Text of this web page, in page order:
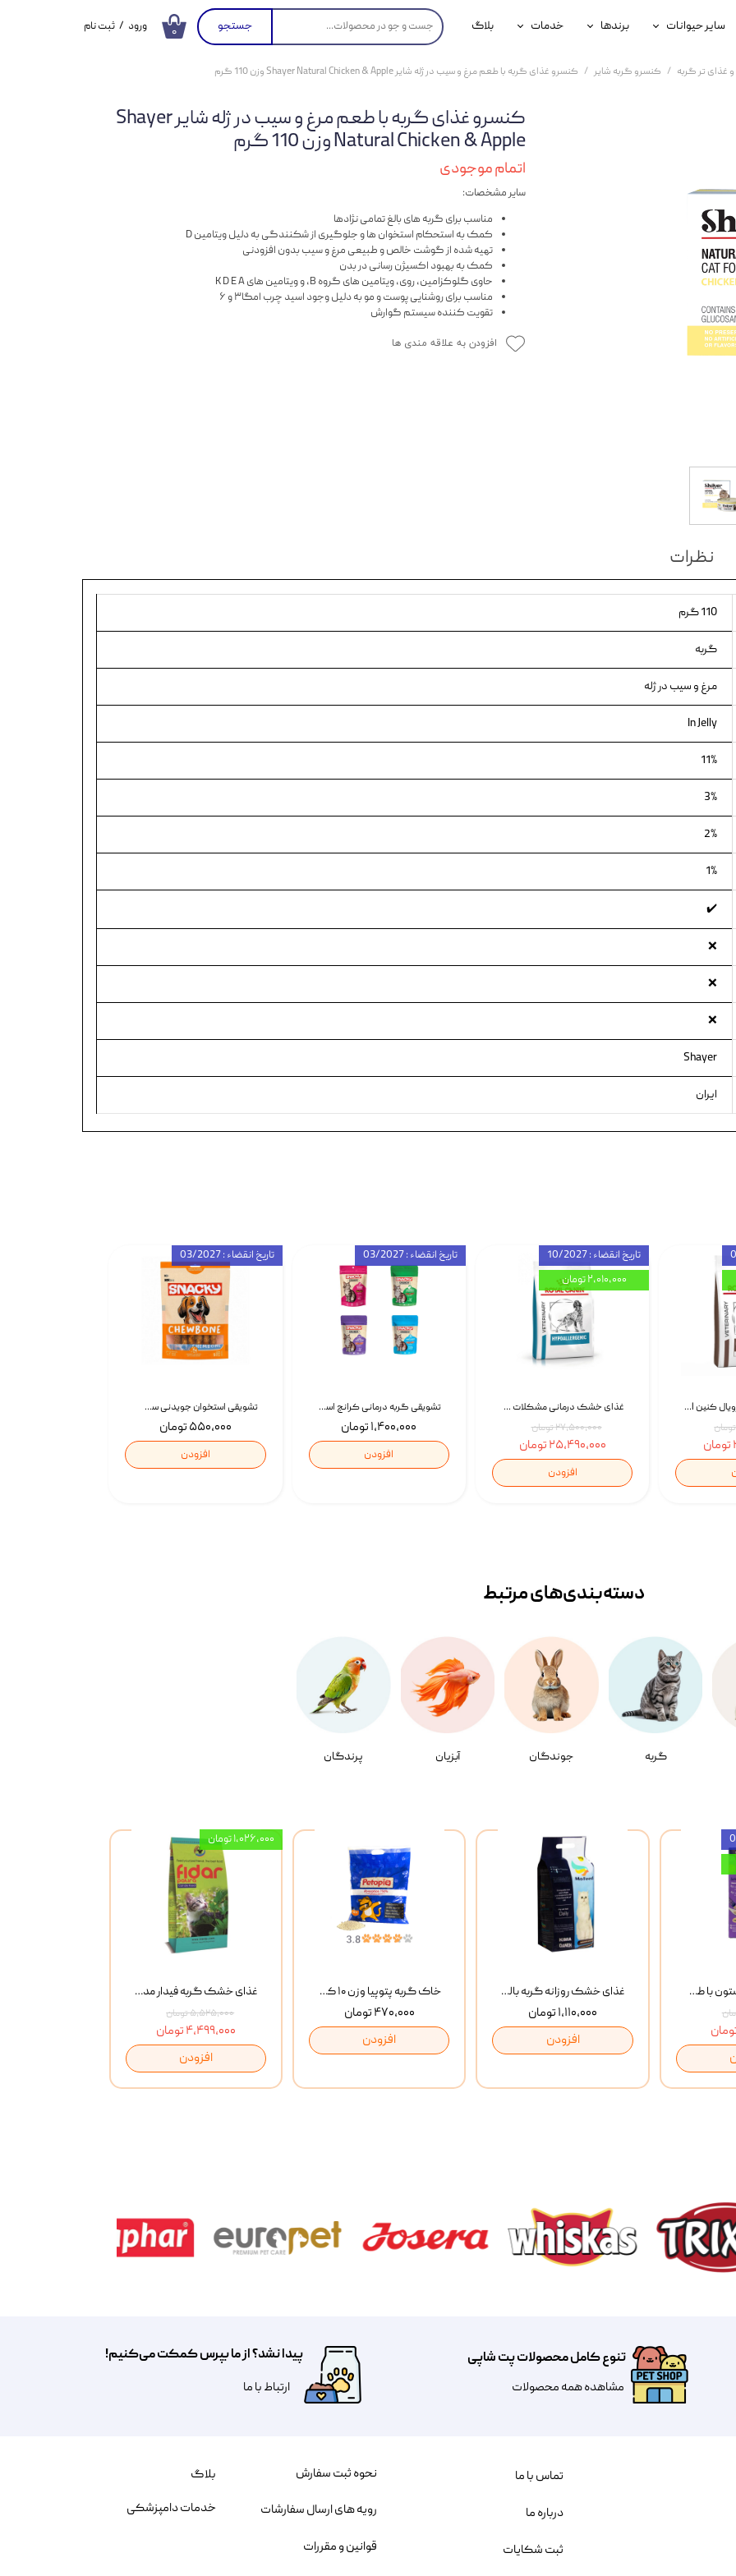
۰ جستجو سایر حیوانات
محصولات پرندگان
برندها
جوسرا
خدمات
خدمات آنلاین دامپزشکی
بلاگ ورود / ثبت نام
سفارشات
غذای تر گربه کنسرو گربه شایر کنسرو غذای گربه با طعم مرغ و سیب در ژله شایر Shayer Natural Chicken & Apple وزن 110 گرم
کنسرو غذای گربه با طعم مرغ و سیب در ژله شایر Shayer
Natural Chicken & Apple وزن 110 گرم
اتمام موجودی
سایر مشخصات:
مناسب برای گربه های بالغ تمامی نژاد‌ها
کمک به استحکام استخوان ها و جلوگیری از شکنندگی به دلیل ویتامین D
تهیه شده از گوشت خالص و طبیعی مرغ و سیب بدون افزودنی
کمک به بهبود اکسیژن رسانی در بدن
حاوی گلوکزامین، روی، ویتامین های گروه B، و ویتامین های K D E A
مناسب برای روشنایی پوست و مو به دلیل وجود اسید چرب امگا۳ و ۶
تقویت کننده سیستم گوارش
افزودن به علاقه مندی ها
نظرات
110 گرم
گربه
مرغ و سیب در ژله
In Jelly
11%
3%
2%
1%
✔️
❌
❌
❌
Shayer
ایران
تشویقی استخوان جویدنی سگ اسنکی کرانچی با طعم مرغ Snacky Crunchy Munchy وزن 100 گرم
۵۵۰,۰۰۰ تومان
افزودن
تاریخ انقضاء : 03/2027
تشویقی گربه درمانی کرانچ اسنکی با طعم میکس Snacky Crunch Cat Treats وزن 60 گرم بسته 4 عددی
۱,۴۰۰,۰۰۰ تومان
افزودن
تاریخ انقضاء : 03/2027
غذای خشک درمانی مشکلات گوارشی سگ رویال کنین Royal Canin Hypoallergenic وزن 7 کیلوگرم | پت استوک
۲۷,۵۰۰,۰۰۰ تومان
۲۵,۴۹۰,۰۰۰ تومان
افزودن
تاریخ انقضاء : 10/2027
۲,۰۱۰,۰۰۰ تومان
غذای خشک سگ رویال کنین Royal Canin Gastrointestinal وزن 7.5 کیلوگرم | پت استوک
گربه جوندگان آبزیان پرندگان
دسته‌بندی‌‌های مرتبط
غذای خشک گربه فیدار مدل Adult وزن 10 کیلوگرم
۵,۵۲۵,۰۰۰ تومان
۴,۴۹۹,۰۰۰ تومان
افزودن
۱,۰۲۶,۰۰۰ تومان
خاک گربه پتوپیا وزن ۱۰ کیلوگرم
۴۷۰,۰۰۰ تومان
افزودن
غذای خشک روزانه گربه بالغ مفید MoFeed Adult Daily Cat Food وزن 2 کیلوگرم
۱,۱۱۰,۰۰۰ تومان
افزودن
بستنی گربه وینستون با طعم مرغ و ماهی Winstone Chicken & Fish بسته 8 عددی
تنوع کامل محصولات پت شاپی
مشاهده همه محصولات
پیدا نشد؟ از ما بپرس کمکت می‌کنیم!
​​​ارتباط با ما
نحوه ثبت سفارش
رویه های ارسال سفارشات
قوانین و مقررات
تماس با ما
درباره ما
ثبت شکایات
بلاگ
خدمات دامپزشکی